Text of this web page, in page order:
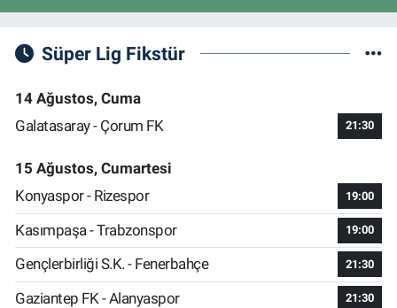
Süper Lig Fikstür
14 Ağustos, Cuma
Galatasaray - Çorum FK
21:30
15 Ağustos, Cumartesi
Konyaspor - Rizespor
19:00
Kasımpaşa - Trabzonspor 19:00
Gençlerbirliği S.K. - Fenerbahçe 21:30
Gaziantep FK - Alanyaspor 21:30